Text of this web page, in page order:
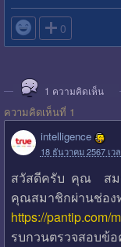
 0
1 ความคิดเห็น
ความคิดเห็นที่ 1
intelligence
18 ธันวาคม 2567 เว
สวัสดีครับ คุณ สม
คุณสมาชิกผ่านช่อง
https://pantip.com/
รบกวนตรวจสอบข้